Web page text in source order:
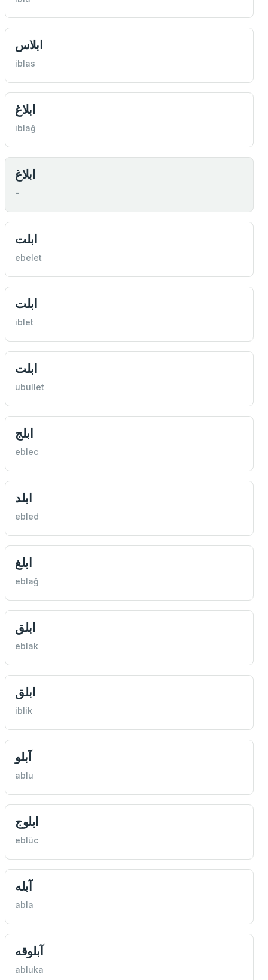
ابلاس
iblas
ابلاغ
iblağ
ابلاغ
-
ابلت
ebelet
ابلت
iblet
ابلت
ubullet
ابلج
eblec
ابلد
ebled
ابلغ
eblağ
ابلق
eblak
ابلق
iblik
آبلو
ablu
ابلوج
eblüc
آبله
abla
آبلوقه
abluka